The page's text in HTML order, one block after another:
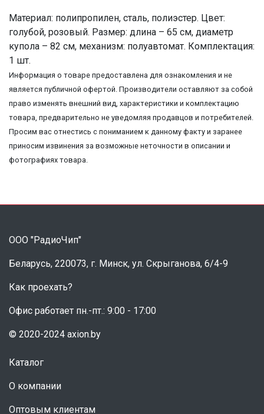
Материал: полипропилен, сталь, полиэстер. Цвет:
голубой, розовый. Размер: длина – 65 см, диаметр
купола – 82 см, механизм: полуавтомат. Комплектация:
1 шт.
Информация о товаре предоставлена для ознакомления и не
является публичной офертой. Производители оставляют за собой
право изменять внешний вид, характеристики и комплектацию
товара, предварительно не уведомляя продавцов и потребителей.
Просим вас отнестись с пониманием к данному факту и заранее
приносим извинения за возможные неточности в описании и
фотографиях товара.
ООО "РадиоЧип"
Беларусь, 220073, г. Минск, ул. Скрыганова, 6/4-9
Как проехать?
Офис работает пн.-пт.: 9:00 - 17:00
© 2020-2024 axion.by
Каталог
О компании
Оптовым клиентам